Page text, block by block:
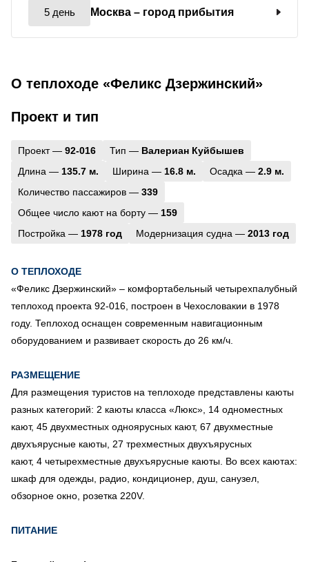
5 день Москва – город прибытия
О теплоходе «Феликс Дзержинский»
Проект и тип
Проект — 92-016 Тип — Валериан Куйбышев
Длина — 135.7 м. Ширина — 16.8 м. Осадка — 2.9 м.
Количество пассажиров — 339
Общее число кают на борту — 159
Постройка — 1978 год Модернизация судна — 2013 год
О ТЕПЛОХОДЕ
«Феликс Дзержинский» – комфортабельный четырехпалубный
теплоход проекта 92-016, построен в Чехословакии в 1978
году. Теплоход оснащен современным навигационным
оборудованием и развивает скорость до 26 км/ч.
РАЗМЕЩЕНИЕ
Для размещения туристов на теплоходе представлены каюты
разных категорий: 2 каюты класса «Люкс», 14 одноместных
кают, 45 двухместных одноярусных кают, 67 двухместные
двухъярусные каюты, 27 трехместных двухъярусных
кают, 4 четырехместные двухъярусные каюты. Во всех каютах:
шкаф для одежды, радио, кондиционер, душ, санузел,
обзорное окно, розетка 220V.
ПИТАНИЕ